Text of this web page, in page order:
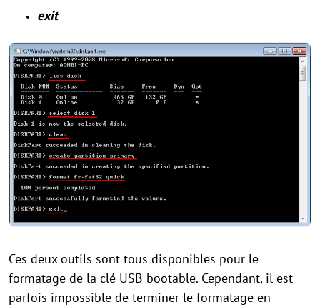
exit
Ces deux outils sont tous disponibles pour le
formatage de la clé USB bootable. Cependant, il est
parfois impossible de terminer le formatage en